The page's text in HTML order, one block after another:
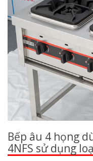
Bếp âu 4 họng
4NFS sử dụng